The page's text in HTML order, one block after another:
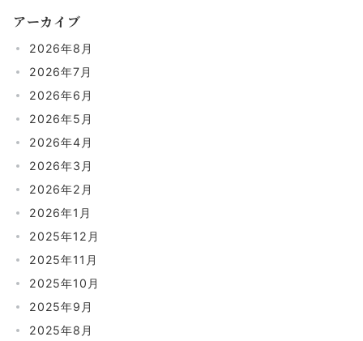
アーカイブ
2026年8月
2026年7月
2026年6月
2026年5月
2026年4月
2026年3月
2026年2月
2026年1月
2025年12月
2025年11月
2025年10月
2025年9月
2025年8月